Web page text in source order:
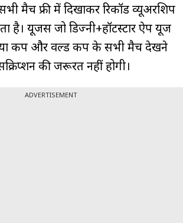
मैच फ्री में दिखाकर रिकॉर्ड व्यूअरशिप
है। यूजर्स जो डिज्नी+हॉटस्टार ऐप यूज
कप और वर्ल्ड कप के सभी मैच देखने
की जरूरत नहीं होगी।
ADVERTISEMENT